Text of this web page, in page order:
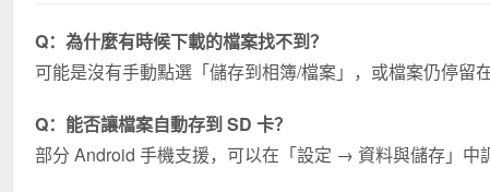
Q：為什麼有時候下載的檔案找不到？
可能是沒有手動點選「儲存到相簿/檔案」，或檔案仍停留
Q：能否讓檔案自動存到 SD 卡？
部分 Android 手機支援，可以在「設定 → 資料與儲存」中